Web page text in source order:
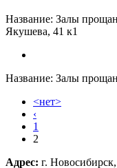
Название: Залы
Якушева, 41 к1
Название: Залы
Страницы
<нет>
‹
1
2
Адрес: г.